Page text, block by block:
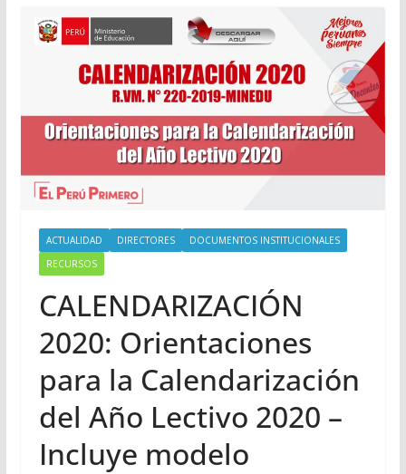
ACTUALIDAD DIRECTORES
DOCUMENTOS INSTITUCIONALES
RECURSOS
CALENDARIZACIÓN
2020: Orientaciones
para la Calendarización
del Año Lectivo 2020 –
Incluye modelo